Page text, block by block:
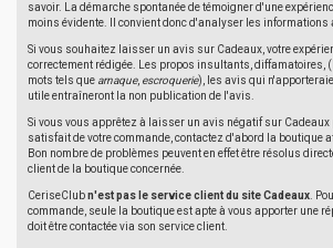
savoir. La démarche spontanée de témoigner d'une
moins évidente. Il convient donc d'analyser les informations
Si vous souhaitez laisser un avis sur Cadeaux, votre
correctement rédigée. Les propos insultants, diffamatoires,
mots tels que arnaque, escroquerie), les avis qui
utile entraîneront la non publication de l'avis.
Si vous vous apprêtez à laisser un avis négatif sur Cadeaux
satisfait de votre commande, contactez d'abord la boutique
Bon nombre de problèmes peuvent en effet être résolus
client de la boutique concernée.
CeriseClubn'est pas le service client du site Cadeaux .
commande, seule la boutique est apte à vous apporter une
doit être contactée via son service client.